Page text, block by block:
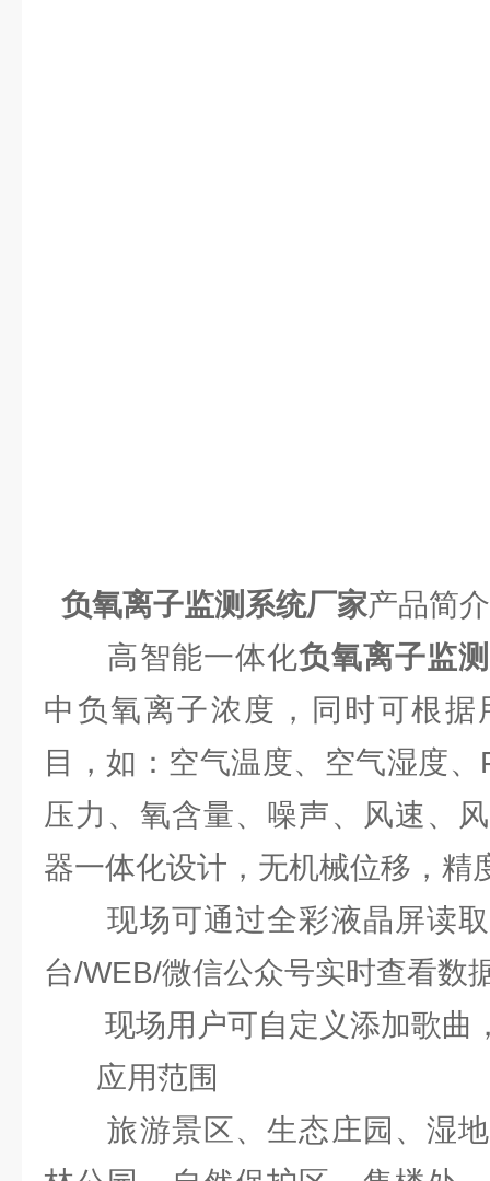
负氧离子监测系统厂家产品简介
高智能一体化负氧离子监
中负氧离子浓度，同时可根
目，如：空气温度、空气湿度
压力、氧含量、噪声、风速、
器一体化设计，无机械位移，精
现场可通过全彩液晶屏读取
台/WEB/微信公众号实时查看数
现场用户可自定义添加歌曲
应用范围
旅游景区、生态庄园、湿地